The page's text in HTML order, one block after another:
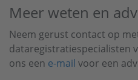
Meer weten en
Neem gerust contact op
dataregistratiespecialisten
ons een e-mail voor een